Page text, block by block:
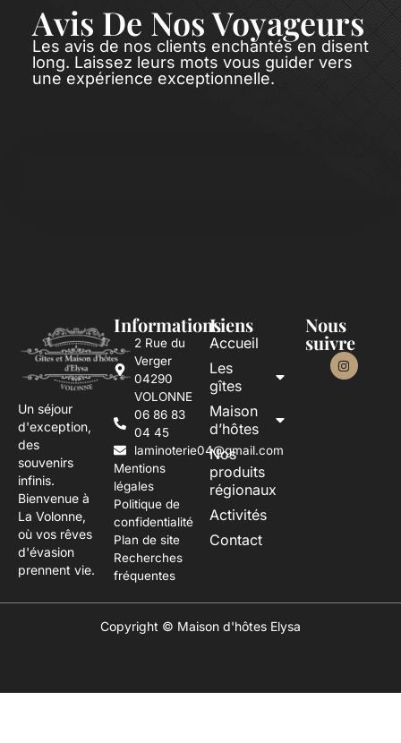
Avis De Nos Voyageurs
Les avis de nos clients enchantés en disent
long. Laissez leurs mots vous guider vers
une expérience exceptionnelle.
Un séjour
d'exception,
des
souvenirs
infinis.
Bienvenue à
La Volonne,
où vos rêves
d'évasion
prennent vie.
Informations
2 Rue du
Verger
04290
VOLONNE
06 86 83
04 45
laminoterie04@gmail.com
Mentions
légales
Politique de
confidentialité
Plan de site
Recherches
fréquentes
Liens
Accueil
Les
gîtes
Maison
d’hôtes
Nos
produits
régionaux
Activités
Contact
Nous
suivre
Copyright © Maison d'hôtes Elysa